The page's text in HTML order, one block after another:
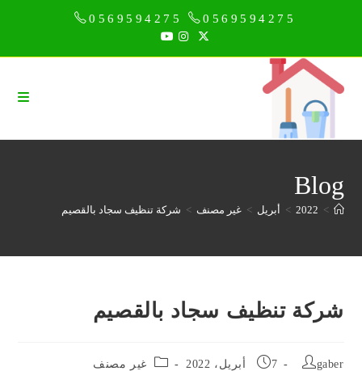
0569594275 0569594275
Blog
>
2022
> أبريل > غير مصنف > شركة تنظيف سجاد بالقصيم
شركة تنظيف سجاد بالقصيم
Post
gaber
Post
7 أبريل، 2022
Post
غير مصنف